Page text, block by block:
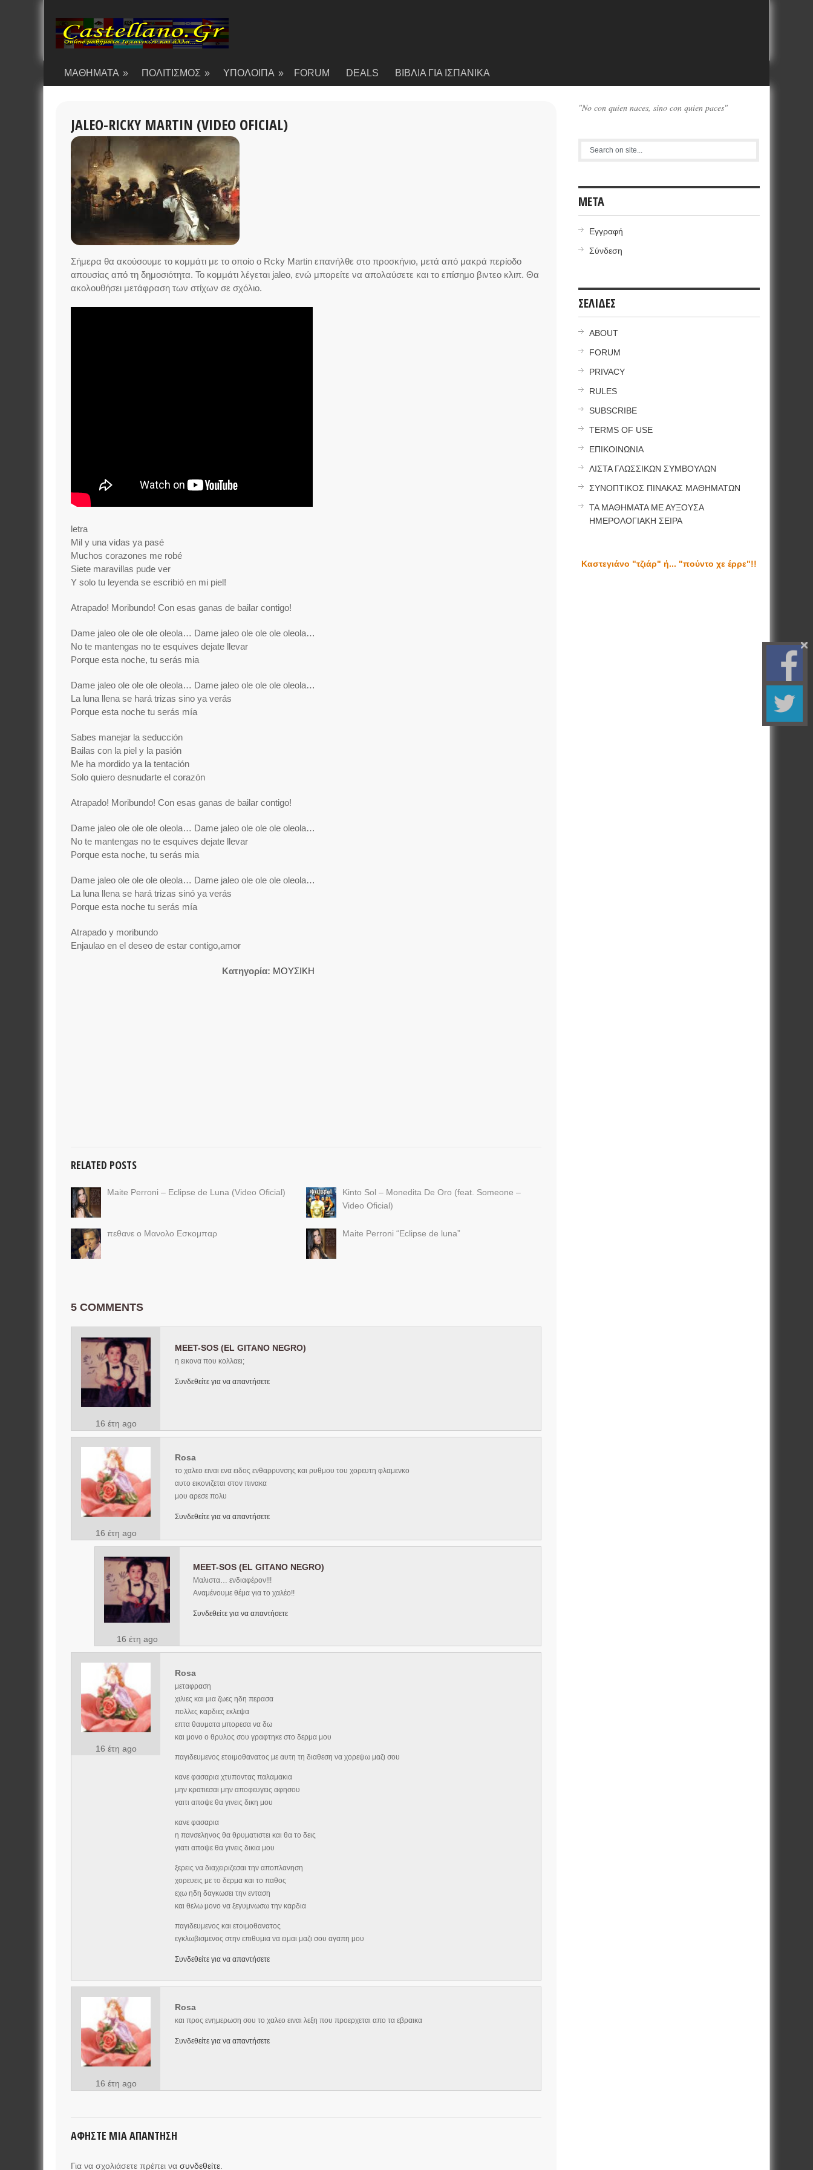
ΜΑΘΗΜΑΤΑ » ΠΟΛΙΤΙΣΜΟΣ » ΥΠΟΛΟΙΠΑ » FORUM DEALS ΒΙΒΛΙΑ ΓΙΑ ΙΣΠΑΝΙΚΑ
JALEO-RICKY MARTIN (VIDEO OFICIAL)
Σήμερα θα ακούσουμε το κομμάτι με το οποίο ο Rcky Martin επανήλθε στο προσκήνιο, μετά από μακρά περίοδο
απουσίας από τη δημοσιότητα. Το κομμάτι λέγεται jaleo, ενώ μπορείτε να απολαύσετε και το επίσημο βιντεο κλιπ. Θα
ακολουθήσει μετάφραση των στίχων σε σχόλιο.
letra
Mil y una vidas ya pasé
Muchos corazones me robé
Siete maravillas pude ver
Y solo tu leyenda se escribió en mi piel!
Atrapado! Moribundo! Con esas ganas de bailar contigo!
Dame jaleo ole ole ole oleola… Dame jaleo ole ole ole oleola…
No te mantengas no te esquives dejate llevar
Porque esta noche, tu serás mia
Dame jaleo ole ole ole oleola… Dame jaleo ole ole ole oleola…
La luna llena se hará trizas sino ya verás
Porque esta noche tu serás mía
Sabes manejar la seducción
Bailas con la piel y la pasión
Me ha mordido ya la tentación
Solo quiero desnudarte el corazón
Atrapado! Moribundo! Con esas ganas de bailar contigo!
Dame jaleo ole ole ole oleola… Dame jaleo ole ole ole oleola…
No te mantengas no te esquives dejate llevar
Porque esta noche, tu serás mia
Dame jaleo ole ole ole oleola… Dame jaleo ole ole ole oleola…
La luna llena se hará trizas sinó ya verás
Porque esta noche tu serás mía
Atrapado y moribundo
Enjaulao en el deseo de estar contigo,amor
Κατηγορία: ΜΟΥΣΙΚΗ
RELATED POSTS
Maite Perroni – Eclipse de Luna (Video Oficial)
Kinto Sol – Monedita De Oro (feat. Someone –
Video Oficial)
πεθανε ο Μανολο Εσκομπαρ Maite Perroni “Eclipse de luna”
5 COMMENTS
16 έτη ago
MEET-SOS (EL GITANO NEGRO)
η εικονα που κολλαει;
Συνδεθείτε για να απαντήσετε
16 έτη ago
Rosa
το χαλεο ειναι ενα ειδος ενθαρρυνσης και ρυθμου του χορευτη φλαμενκο
αυτο εικονιζεται στον πινακα
μου αρεσε πολυ
Συνδεθείτε για να απαντήσετε
16 έτη ago
MEET-SOS (EL GITANO NEGRO)
Μαλιστα… ενδιαφέρον!!!
Αναμένουμε θέμα για το χαλέο!!
Συνδεθείτε για να απαντήσετε
16 έτη ago
Rosa
μεταφραση
χιλιες και μια ζωες ηδη περασα
πολλες καρδιες εκλεψα
επτα θαυματα μπορεσα να δω
και μονο ο θρυλος σου γραφτηκε στο δερμα μου
παγιδευμενος ετοιμοθανατος με αυτη τη διαθεση να χορεψω μαζι σου
κανε φασαρια χτυποντας παλαμακια
μην κρατιεσαι μην αποφευγεις αφησου
γαιτι αποψε θα γινεις δικη μου
κανε φασαρια
η πανσεληνος θα θρυματιστει και θα το δεις
γιατι αποψε θα γινεις δικια μου
ξερεις να διαχειριζεσαι την αποπλανηση
χορευεις με το δερμα και το παθος
εχω ηδη δαγκωσει την ενταση
και θελω μονο να ξεγυμνωσω την καρδια
παγιδευμενος και ετοιμοθανατος
εγκλωβισμενος στην επιθυμια να ειμαι μαζι σου αγαπη μου
Συνδεθείτε για να απαντήσετε
16 έτη ago
Rosa
και προς ενημερωση σου το χαλεο ειναι λεξη που προερχεται απο τα εβραικα
Συνδεθείτε για να απαντήσετε
ΑΦΉΣΤΕ ΜΙΑ ΑΠΆΝΤΗΣΗ
Για να σχολιάσετε πρέπει να συνδεθείτε.
"No con quien naces, sino con quien paces"
META
Εγγραφή
Σύνδεση
ΣΕΛΙΔΕΣ
ABOUT
FORUM
PRIVACY
RULES
SUBSCRIBE
TERMS OF USE
ΕΠΙΚΟΙΝΩΝΙΑ
ΛΙΣΤΑ ΓΛΩΣΣΙΚΩΝ ΣΥΜΒΟΥΛΩΝ
ΣΥΝΟΠΤΙΚΟΣ ΠΙΝΑΚΑΣ ΜΑΘΗΜΑΤΩΝ
ΤΑ ΜΑΘΗΜΑΤΑ ΜΕ ΑΥΞΟΥΣΑ
ΗΜΕΡΟΛΟΓΙΑΚΗ ΣΕΙΡΑ
Καστεγιάνο "τζιάρ" ή... "πούντο χε έρρε"!!